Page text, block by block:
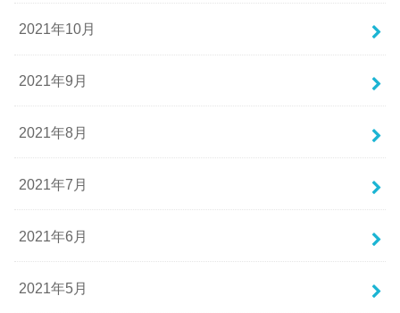
2021年10月
2021年9月
2021年8月
2021年7月
2021年6月
2021年5月